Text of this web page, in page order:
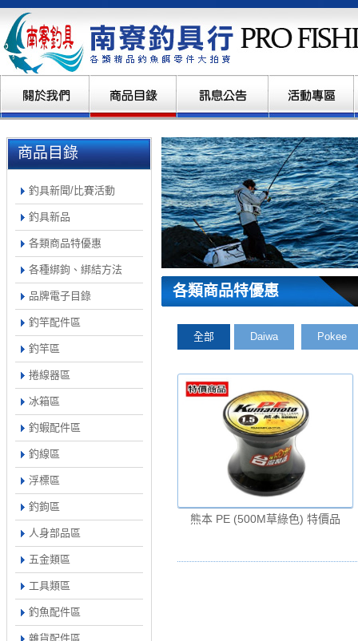
商品目錄
釣具新聞/比賽活動
釣具新品
各類商品特優惠
各種綁鉤、綁結方法
品牌電子目錄
釣竿配件區
釣竿區
捲線器區
冰箱區
釣蝦配件區
釣線區
浮標區
釣鉤區
人身部品區
五金類區
工具類區
釣魚配件區
雜貨配件區
各類商品特優惠
全部 Daiwa Pokee
熊本 PE (500M草綠色) 特價品